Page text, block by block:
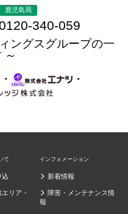
鹿児島局
340-059
ングスグループの一
～
・
・
て
込
リア・
インフォメーション
新着情報
障害・メンテナンス情
報